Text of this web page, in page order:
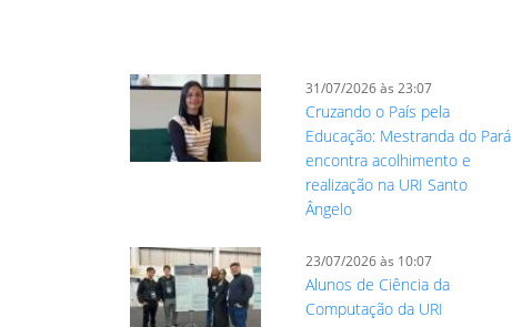
31/07/2026 às 23:07
Cruzando o País pela
Educação: Mestranda do Pará
encontra acolhimento e
realização na URI Santo
Ângelo
23/07/2026 às 10:07
Alunos de Ciência da
Computação da URI